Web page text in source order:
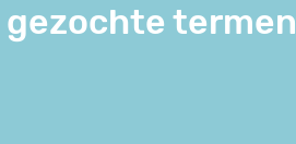
gezochte termen